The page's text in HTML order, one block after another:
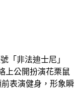
「非法迪士尼」
上公開扮演花栗鼠
表演健身，形象瞬